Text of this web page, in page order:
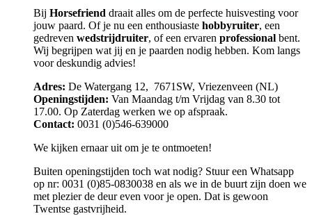
Bij Horsefriend draait alles om de perfecte huisvesting voor
jouw paard. Of je nu een enthousiaste hobbyruiter, een
gedreven wedstrijdruiter, of een ervaren professional bent.
Wij begrijpen wat jij en je paarden nodig hebben. Kom langs
voor deskundig advies!
Adres: De Watergang 12, 7671SW, Vriezenveen (NL)
Openingstijden: Van Maandag t/m Vrijdag van 8.30 tot
17.00. Op Zaterdag werken we op afspraak.
Contact: 0031 (0)546-639000
We kijken ernaar uit om je te ontmoeten!
Buiten openingstijden toch wat nodig? Stuur een Whatsapp
op nr: 0031 (0)85-0830038 en als we in de buurt zijn doen we
met plezier de deur even voor je open. Dat is gewoon
Twentse gastvrijheid.